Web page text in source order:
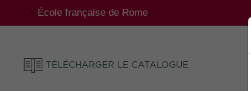
École française de Rome
TÉLÉCHARGER LE CATALOGUE